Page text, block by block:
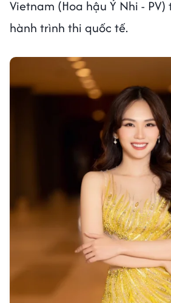
Vietnam (Hoa hậu Ý Nhi -
hành trình thi quốc tế.